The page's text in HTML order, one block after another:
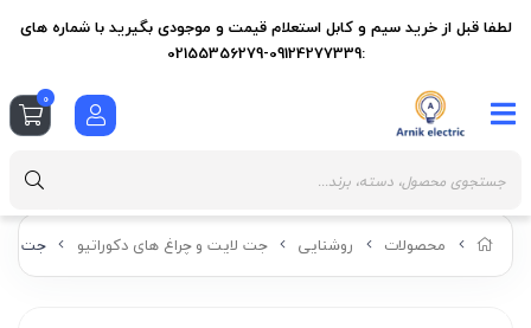
محصولات روشنایی جت لایت و چراغ های دکوراتیو جت لایت ۳در 1 وات
لطفا قبل از خرید سیم و کابل استعلام قیمت و موجودی بگیرید با شماره های
:09124277339-02155356279
0